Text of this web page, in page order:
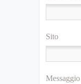
Sito
Messaggio